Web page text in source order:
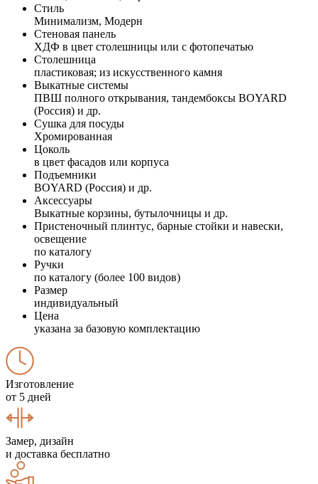
Стиль
Минимализм, Модерн
Стеновая панель
ХДФ в цвет столешницы или с фотопечатью
Столешница
пластиковая; из искусственного камня
Выкатные системы
ПВШ полного открывания, тандембоксы BOYARD
(Россия) и др.
Сушка для посуды
Хромированная
Цоколь
в цвет фасадов или корпуса
Подъемники
BOYARD (Россия) и др.
Аксессуары
Выкатные корзины, бутылочницы и др.
Пристеночный плинтус, барные стойки и навески,
освещение
по каталогу
Ручки
по каталогу (более 100 видов)
Размер
индивидуальный
Цена
указана за базовую комплектацию
Изготовление
от 5 дней
Замер, дизайн
и доставка бесплатно